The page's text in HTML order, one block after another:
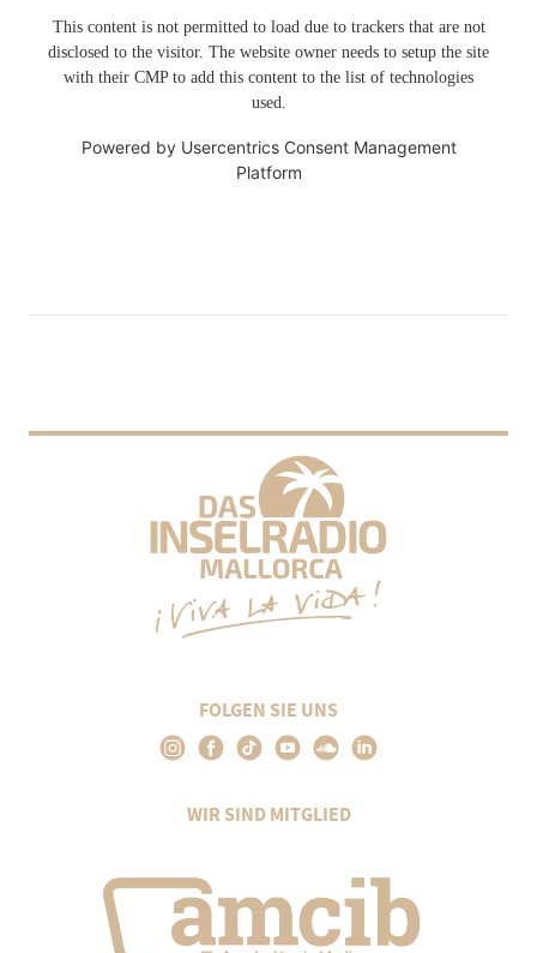
This content is not permitted to load due to trackers that are not
disclosed to the visitor. The website owner needs to setup the site
with their CMP to add this content to the list of technologies
used.
Powered by Usercentrics Consent Management
Platform
FOLGEN SIE UNS
WIR SIND MITGLIED